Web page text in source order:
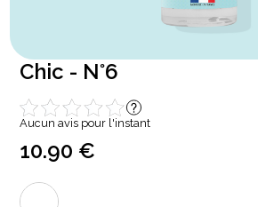
Chic - N°6
Aucun avis pour l'instant
10.90 €